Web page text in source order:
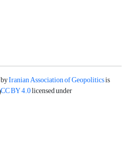
byIranian Association of Geopoliticsis
licensed under
CC BY 4.0